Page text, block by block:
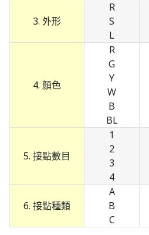
3. 外形
R
S
L
4. 顏色
R
G
Y
W
B
BL
5. 接點數目
1
2
3
4
6. 接點種類
A
B
C